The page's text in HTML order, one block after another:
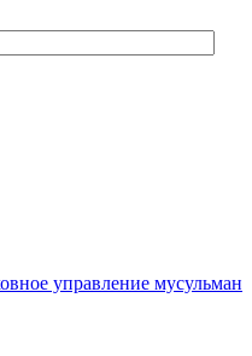
управление мусульман